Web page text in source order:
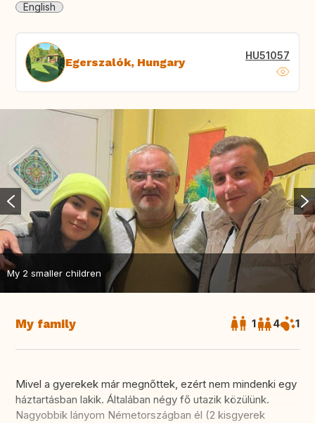
English
Egerszalók, Hungary HU51057
My 2 smaller children
My family 1 4 1
Mivel a gyerekek már megnőttek, ezért nem mindenki egy
háztartásban lakik. Általában négy fő utazik közülünk.
Nagyobbik lányom Németországban él (2 kisgyerek